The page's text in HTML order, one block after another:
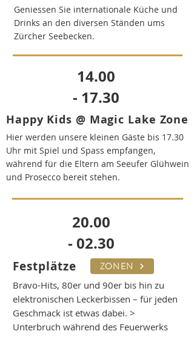
Geniessen Sie internationale Küche und
Drinks an den diversen Ständen ums
Zürcher Seebecken.
14.00
- 17.30
Happy Kids @ Magic Lake Zone
Hier werden unsere kleinen Gäste bis 17.30
Uhr mit Spiel und Spass empfangen,
während für die Eltern am Seeufer Glühwein
und Prosecco bereit stehen.
20.00
- 02.30
Festplätze
Bravo-Hits, 80er und 90er bis hin zu
elektronischen Leckerbissen – für jeden
Geschmack ist etwas dabei. >
Unterbruch während des Feuerwerks
ZONEN